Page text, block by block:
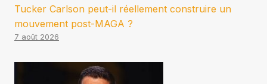
Tucker Carlson peut-il réellement construire un
mouvement post-MAGA ?
7 août 2026